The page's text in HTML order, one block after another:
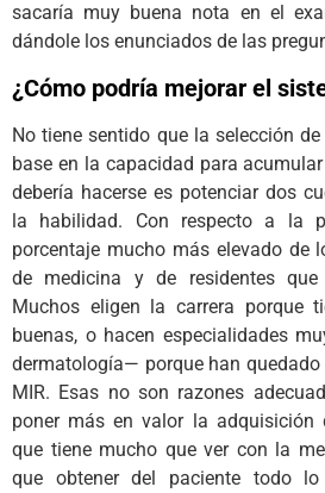
sacaría muy buena nota en el
dándole los enunciados de las
¿Cómo podría mejorar el
No tiene sentido que la selección
base en la capacidad para
debería hacerse es potenciar dos
la habilidad. Con respecto a la
porcentaje mucho más elevado de
de medicina y de residentes que
Muchos eligen la carrera porque
buenas, o hacen especialidades
dermatología— porque han quedado
MIR. Esas no son razones
poner más en valor la adquisición
que tiene mucho que ver con la
que obtener del paciente todo